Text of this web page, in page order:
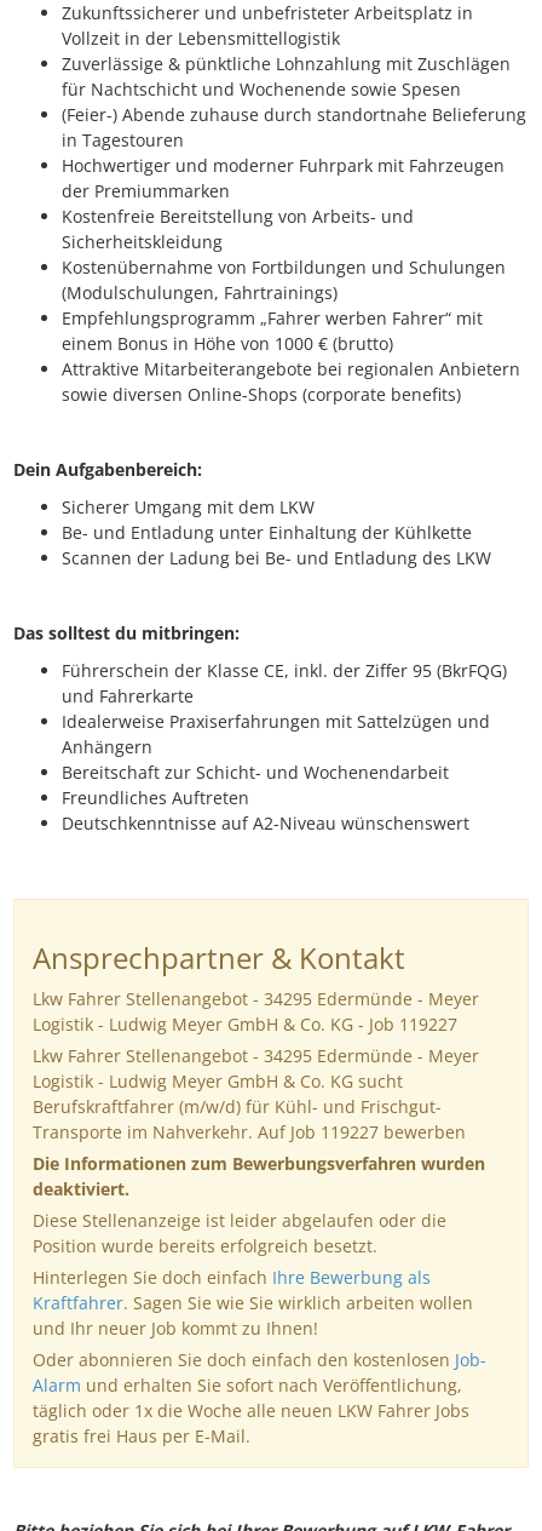
Zukunftssicherer und unbefristeter Arbeitsplatz in
Vollzeit in der Lebensmittellogistik
Zuverlässige & pünktliche Lohnzahlung mit Zuschlägen
für Nachtschicht und Wochenende sowie Spesen
(Feier-) Abende zuhause durch standortnahe Belieferung
in Tagestouren
Hochwertiger und moderner Fuhrpark mit Fahrzeugen
der Premiummarken
Kostenfreie Bereitstellung von Arbeits- und
Sicherheitskleidung
Kostenübernahme von Fortbildungen und Schulungen
(Modulschulungen, Fahrtrainings)
Empfehlungsprogramm „Fahrer werben Fahrer“ mit
einem Bonus in Höhe von 1000 € (brutto)
Attraktive Mitarbeiterangebote bei regionalen Anbietern
sowie diversen Online-Shops (corporate benefits)
Dein Aufgabenbereich:
Sicherer Umgang mit dem LKW
Be- und Entladung unter Einhaltung der Kühlkette
Scannen der Ladung bei Be- und Entladung des LKW
Das solltest du mitbringen:
Führerschein der Klasse CE, inkl. der Ziffer 95 (BkrFQG)
und Fahrerkarte
Idealerweise Praxiserfahrungen mit Sattelzügen und
Anhängern
Bereitschaft zur Schicht- und Wochenendarbeit
Freundliches Auftreten
Deutschkenntnisse auf A2-Niveau wünschenswert
Ansprechpartner & Kontakt
Lkw Fahrer Stellenangebot - 34295 Edermünde - Meyer
Logistik - Ludwig Meyer GmbH & Co. KG - Job 119227
Lkw Fahrer Stellenangebot - 34295 Edermünde - Meyer
Logistik - Ludwig Meyer GmbH & Co. KG sucht
Berufskraftfahrer (m/w/d) für Kühl- und Frischgut-
Transporte im Nahverkehr. Auf Job 119227 bewerben
Die Informationen zum Bewerbungsverfahren wurden
deaktiviert.
Diese Stellenanzeige ist leider abgelaufen oder die
Position wurde bereits erfolgreich besetzt.
Hinterlegen Sie doch einfach Ihre Bewerbung als
Kraftfahrer. Sagen Sie wie Sie wirklich arbeiten wollen
und Ihr neuer Job kommt zu Ihnen!
Oder abonnieren Sie doch einfach den kostenlosen Job-
Alarm und erhalten Sie sofort nach Veröffentlichung,
täglich oder 1x die Woche alle neuen LKW Fahrer Jobs
gratis frei Haus per E-Mail.